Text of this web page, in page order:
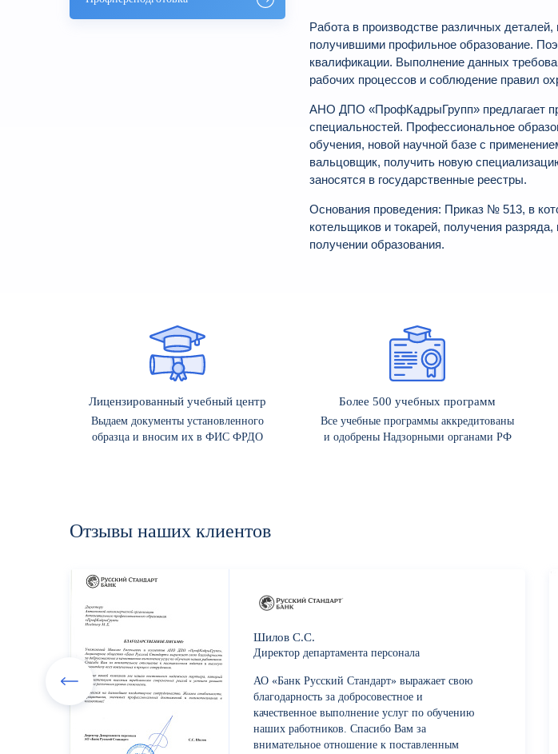
Работа в производстве различных
получившими профильное образование.
квалификации. Выполнение данных
рабочих процессов и соблюдение правил
АНО ДПО «ПрофКадрыГрупп» предлагает
специальностей. Профессиональное
обучения, новой научной базе с
вальцовщик, получить новую
заносятся в государственные реестры.
Основания проведения: Приказ № 513, в
котельщиков и токарей, получения
получении образования.
Лицензированный учебный центр
Выдаем документы установленного
образца и вносим их в ФИС ФРДО
Более 500 учебных программ
Все учебные программы аккредитованы
и одобрены Надзорными органами РФ
Отзывы наших клиентов
Шилов С.С.
Директор департамента персонала
АО «Банк Русский Стандарт» выражает свою
благодарность за добросовестное и
качественное выполнение услуг по обучению
наших работников. Спасибо Вам за
внимательное отношение к поставленным